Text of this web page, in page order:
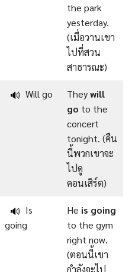
the park
yesterday.
(เมื่อวานเขา
ไปที่สวน
สาธารณะ)
🔊 Will go Theywill
go to the
concert
tonight. (คืน
นี้พวกเขาจะ
ไปดู
คอนเสิร์ต)
🔊 Is
going
He is going
to the gym
right now.
(ตอนนี้เขา
กำลังจะไป